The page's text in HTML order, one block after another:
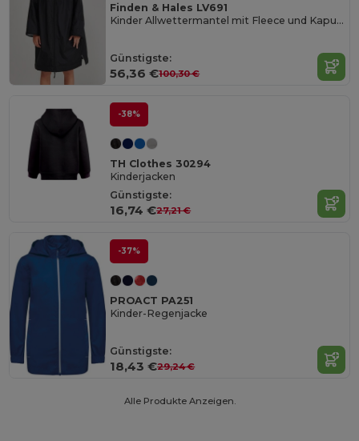
Finden & Hales LV691
Kinder Allwettermantel mit Fleece und Kapuze
Günstigste:
56,36 €100,30 €
-38%
TH Clothes 30294
Kinderjacken
Günstigste:
16,74 €27,21 €
-37%
PROACT PA251
Kinder-Regenjacke
Günstigste:
18,43 €29,24 €
Alle Produkte Anzeigen.